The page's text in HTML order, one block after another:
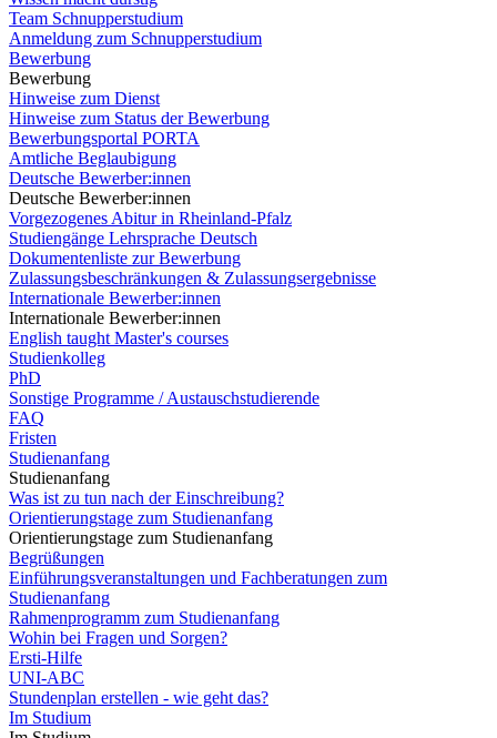
Team Schnupperstudium
Anmeldung zum Schnupperstudium
Bewerbung
Bewerbung
Hinweise zum Dienst
Hinweise zum Status der Bewerbung
Bewerbungsportal PORTA
Amtliche Beglaubigung
Deutsche Bewerber:innen
Deutsche Bewerber:innen
Vorgezogenes Abitur in Rheinland-Pfalz
Studiengänge Lehrsprache Deutsch
Dokumentenliste zur Bewerbung
Zulassungsbeschränkungen & Zulassungsergebnisse
Internationale Bewerber:innen
Internationale Bewerber:innen
English taught Master's courses
Studienkolleg
PhD
Sonstige Programme / Austauschstudierende
FAQ
Fristen
Studienanfang
Studienanfang
Was ist zu tun nach der Einschreibung?
Orientierungstage zum Studienanfang
Orientierungstage zum Studienanfang
Begrüßungen
Einführungsveranstaltungen und Fachberatungen zum
Studienanfang
Rahmenprogramm zum Studienanfang
Wohin bei Fragen und Sorgen?
Ersti-Hilfe
UNI-ABC
Stundenplan erstellen - wie geht das?
Im Studium